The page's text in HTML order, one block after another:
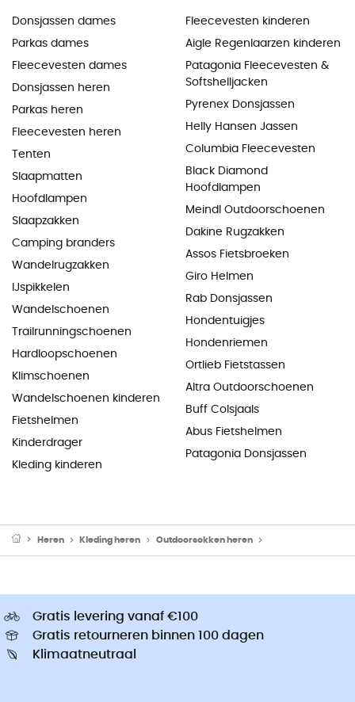
Donsjassen dames
Parkas dames
Fleecevesten dames
Donsjassen heren
Parkas heren
Fleecevesten heren
Tenten
Slaapmatten
Hoofdlampen
Slaapzakken
Camping branders
Wandelrugzakken
IJspikkelen
Wandelschoenen
Trailrunningschoenen
Hardloopschoenen
Klimschoenen
Wandelschoenen kinderen
Fietshelmen
Kinderdrager
Kleding kinderen
Fleecevesten kinderen
Aigle Regenlaarzen kinderen
Patagonia Fleecevesten &
Softshelljacken
Pyrenex Donsjassen
Helly Hansen Jassen
Columbia Fleecevesten
Black Diamond
Hoofdlampen
Meindl Outdoorschoenen
Dakine Rugzakken
Assos Fietsbroeken
Giro Helmen
Rab Donsjassen
Hondentuigjes
Hondenriemen
Ortlieb Fietstassen
Altra Outdoorschoenen
Buff Colsjaals
Abus Fietshelmen
Patagonia Donsjassen
Heren Kleding heren Outdoorsokken heren
Gratis levering vanaf €100
Gratis retourneren binnen 100 dagen
Klimaatneutraal